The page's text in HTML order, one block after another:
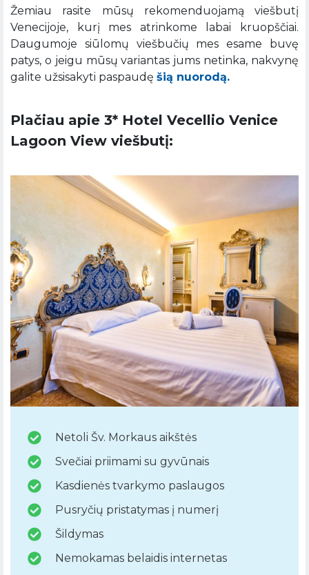
Žemiau rasite mūsų rekomenduojamą viešbutį
Venecijoje, kurį mes atrinkome labai kruopščiai.
Daugumoje siūlomų viešbučių mes esame buvę
patys, o jeigu mūsų variantas jums netinka, nakvynę
galite užsisakyti paspaudę šią nuorodą.
Plačiau apie 3* Hotel Vecellio Venice
Lagoon View viešbutį:
Netoli Šv. Morkaus aikštės
Svečiai priimami su gyvūnais
Kasdienės tvarkymo paslaugos
Pusryčių pristatymas į numerį
Šildymas
Nemokamas belaidis internetas